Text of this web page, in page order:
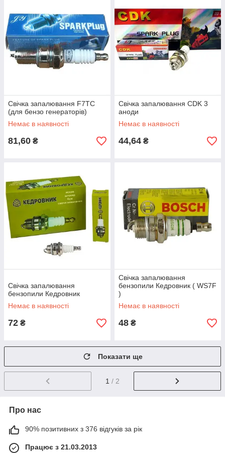
Свічка запалювання F7TC
(для бензо генераторів)
Немає в наявності
81,60 ₴
Свічка запалювання CDK 3
аноди
Немає в наявності
44,64 ₴
Свічка запалювання
бензопили Кедровник
Немає в наявності
72 ₴
Свічка запалювання
бензопили Кедровник ( WS7F
)
Немає в наявності
48 ₴
Показати ще
1 / 2
Про нас
90% позитивних з 376 відгуків за рік
Працює з 21.03.2013